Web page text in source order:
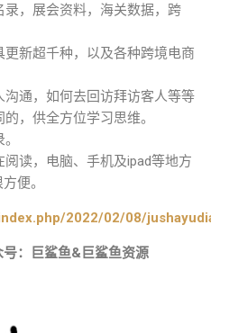
录，展会资料，海关数据，跨
新超千种，以及各种跨境电商
通，如何去回访拜访客人等等
，供全方位学习思维。
读，电脑、手机及ipad等地方
便。
2022/02/08/
：巨鲨鱼&巨鲨鱼资源